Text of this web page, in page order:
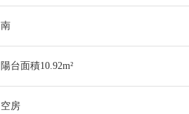
南
陽台面積10.92m²
空房